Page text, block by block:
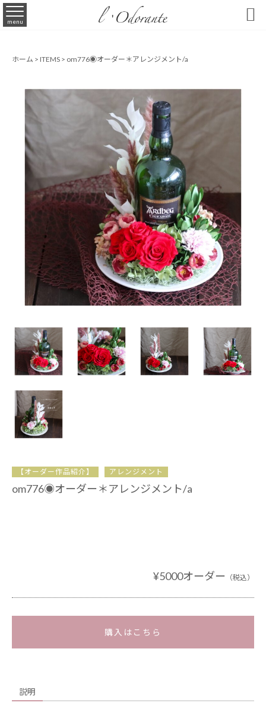
menu 
ホーム > ITEMS > om776◉オーダー＊アレンジメント/a
【オーダー作品紹介】 アレンジメント
om776◉オーダー＊アレンジメント/a
¥5000オーダー （税込）
購入はこちら
説明